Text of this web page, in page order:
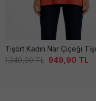
Tışört Kadın Nar Çıçeğı
1.349,90TL 949,90 TL